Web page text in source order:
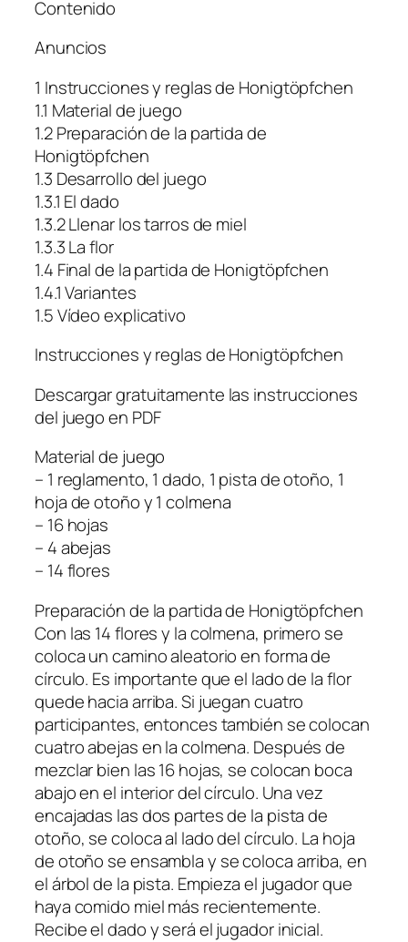
Contenido
Anuncios
1 Instrucciones y reglas de Honigtöpfchen
1.1 Material de juego
1.2 Preparación de la partida de
Honigtöpfchen
1.3 Desarrollo del juego
1.3.1 El dado
1.3.2 Llenar los tarros de miel
1.3.3 La flor
1.4 Final de la partida de Honigtöpfchen
1.4.1 Variantes
1.5 Vídeo explicativo
Instrucciones y reglas de Honigtöpfchen
Descargar gratuitamente las instrucciones
del juego en PDF
Material de juego
– 1 reglamento, 1 dado, 1 pista de otoño, 1
hoja de otoño y 1 colmena
– 16 hojas
– 4 abejas
– 14 flores
Preparación de la partida de Honigtöpfchen
Con las 14 flores y la colmena, primero se
coloca un camino aleatorio en forma de
círculo. Es importante que el lado de la flor
quede hacia arriba. Si juegan cuatro
participantes, entonces también se colocan
cuatro abejas en la colmena. Después de
mezclar bien las 16 hojas, se colocan boca
abajo en el interior del círculo. Una vez
encajadas las dos partes de la pista de
otoño, se coloca al lado del círculo. La hoja
de otoño se ensambla y se coloca arriba, en
el árbol de la pista. Empieza el jugador que
haya comido miel más recientemente.
Recibe el dado y será el jugador inicial.